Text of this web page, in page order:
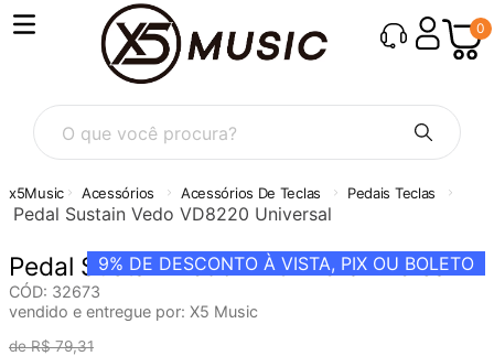
0
O que você procura?
Acessórios Acessórios De Teclas Pedais Teclas
Pedal Sustain Vedo VD8220 Universal
9% DE DESCONTO À VISTA, PIX OU BOLETO
Pedal Sustain Vedo VD8220 Universal
CÓD: 32673
vendido e entregue por: X5 Music
R$ 79,31